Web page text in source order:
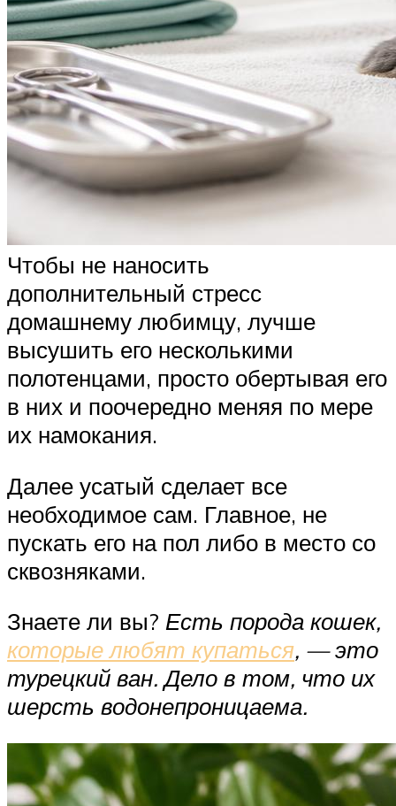
Чтобы не наносить
дополнительный стресс
домашнему любимцу, лучше
высушить его несколькими
полотенцами, просто обертывая его
в них и поочередно меняя по мере
их намокания.
Далее усатый сделает все
необходимое сам. Главное, не
пускать его на пол либо в место со
сквозняками.
Знаете ли вы? Есть порода кошек,
которые любят купаться, — это
турецкий ван. Дело в том, что их
шерсть водонепроницаема.